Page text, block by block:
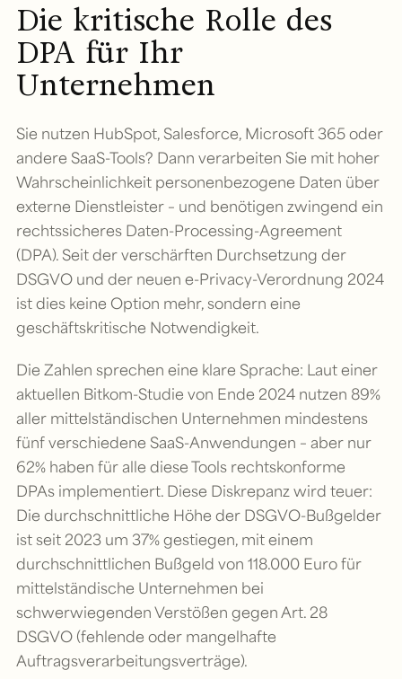
Die kritische Rolle des
DPA für Ihr
Unternehmen
Sie nutzen HubSpot, Salesforce, Microsoft 365 oder
andere SaaS-Tools? Dann verarbeiten Sie mit hoher
Wahrscheinlichkeit personenbezogene Daten über
externe Dienstleister – und benötigen zwingend ein
rechtssicheres Daten-Processing-Agreement
(DPA). Seit der verschärften Durchsetzung der
DSGVO und der neuen e-Privacy-Verordnung 2024
ist dies keine Option mehr, sondern eine
geschäftskritische Notwendigkeit.
Die Zahlen sprechen eine klare Sprache: Laut einer
aktuellen Bitkom-Studie von Ende 2024 nutzen 89%
aller mittelständischen Unternehmen mindestens
fünf verschiedene SaaS-Anwendungen – aber nur
62% haben für alle diese Tools rechtskonforme
DPAs implementiert. Diese Diskrepanz wird teuer:
Die durchschnittliche Höhe der DSGVO-Bußgelder
ist seit 2023 um 37% gestiegen, mit einem
durchschnittlichen Bußgeld von 118.000 Euro für
mittelständische Unternehmen bei
schwerwiegenden Verstößen gegen Art. 28
DSGVO (fehlende oder mangelhafte
Auftragsverarbeitungsverträge).